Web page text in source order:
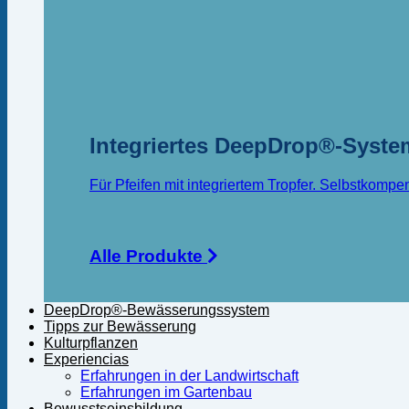
Integriertes DeepDrop®-
Für Pfeifen mit integriertem Tropfer.
Alle Produkte
DeepDrop®-Bewässerungssystem
Tipps zur Bewässerung
Kulturpflanzen
Experiencias
Erfahrungen in der Landwirtschaft
Erfahrungen im Gartenbau